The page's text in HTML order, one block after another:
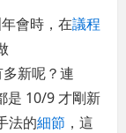
會時，在議程
新呢？連
是 10/9 才剛新
法的細節 ，這